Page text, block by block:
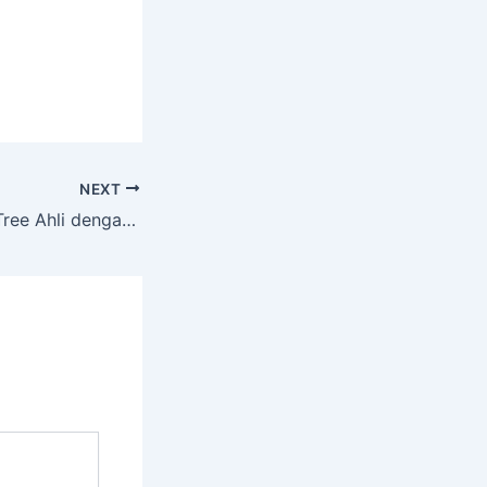
NEXT
Layanan Cutting Tree Ahli dengan Peralatan Komplit di Dukuh Sutorejo Surabaya